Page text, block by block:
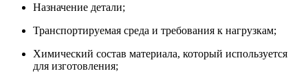
Назначение детали;
Транспортируемая среда и требования к нагрузкам;
Химический состав материала, который используется
для изготовления;